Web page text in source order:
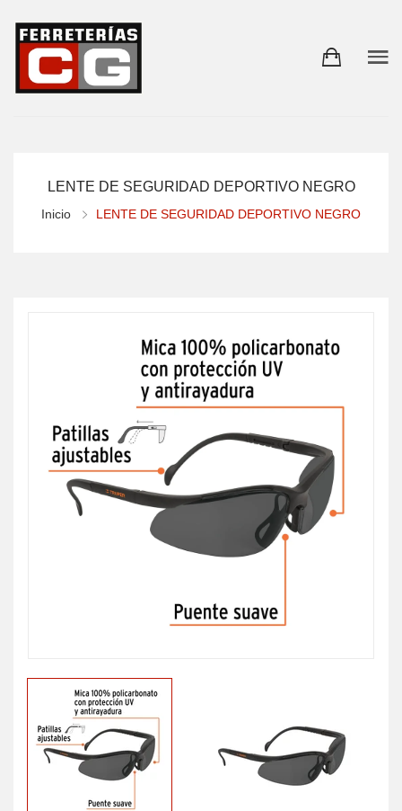
LENTE DE SEGURIDAD DEPORTIVO NEGRO
Inicio LENTE DE SEGURIDAD DEPORTIVO NEGRO